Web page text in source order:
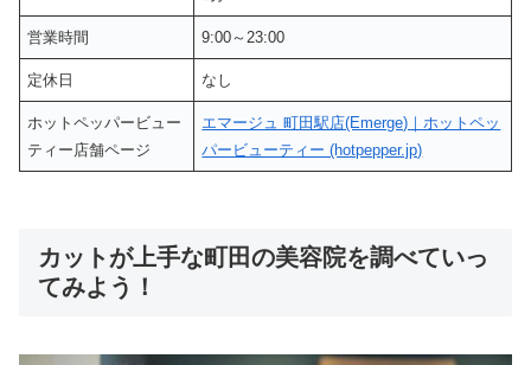
営業時間 9:00～23:00
定休日 なし
ホットペッパービュー
ティー店舗ページ
エマージュ 町田駅店(Emerge)｜ホットペッ
パービューティー (hotpepper.jp)
カットが上手な町田の美容院を調べていっ
てみよう！